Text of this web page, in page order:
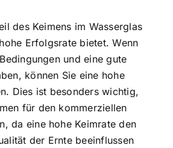
des Keimens im Wasserglas
Erfolgsrate bietet. Wenn
und eine gute
können Sie eine hohe
Dies ist besonders wichtig,
für den kommerziellen
da eine hohe Keimrate den
der Ernte beeinflussen